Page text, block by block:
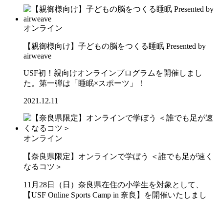
オンライン
【親御様向け】子どもの脳をつくる睡眠 Presented by
airweave
USF初！親向けオンラインプログラムを開催しまし
た。第一弾は「睡眠×スポーツ」！
2021.12.11
オンライン
【奈良県限定】オンラインで学ぼう ＜誰でも足が速く
なるコツ＞
11月28日（日）奈良県在住の小学生を対象として、
【USF Online Sports Camp in 奈良】を開催いたしまし